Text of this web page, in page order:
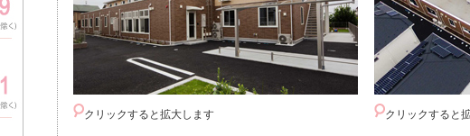
クリックすると拡大します クリックすると